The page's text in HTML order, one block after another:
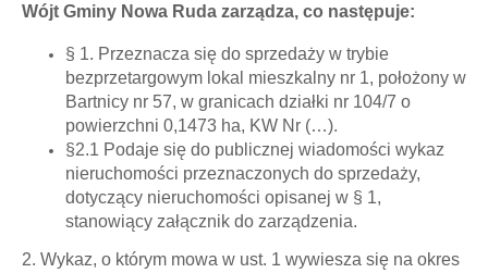
Wójt Gminy Nowa Ruda zarządza, co następuje:
§ 1. Przeznacza się do sprzedaży w trybie
bezprzetargowym lokal mieszkalny nr 1, położony w
Bartnicy nr 57, w granicach działki nr 104/7 o
powierzchni 0,1473 ha, KW Nr (…).
§2.1 Podaje się do publicznej wiadomości wykaz
nieruchomości przeznaczonych do sprzedaży,
dotyczący nieruchomości opisanej w § 1,
stanowiący załącznik do zarządzenia.
2. Wykaz, o którym mowa w ust. 1 wywiesza się na okres